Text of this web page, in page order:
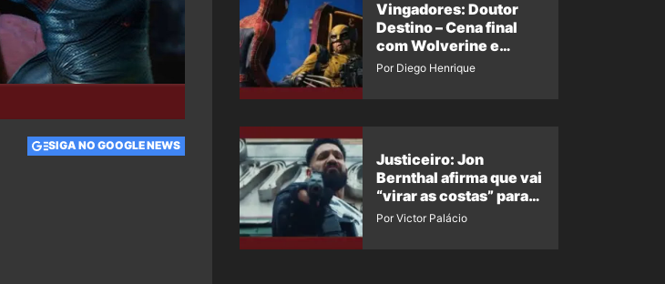
SIGA NO GOOGLE NEWS
Vingadores: Doutor
Destino – Cena final
com Wolverine e
Homem-Aranha de
Por Diego Henrique
Justiceiro: Jon
Bernthal afirma que vai
“virar as costas” para
os fãs
Por Victor Palácio